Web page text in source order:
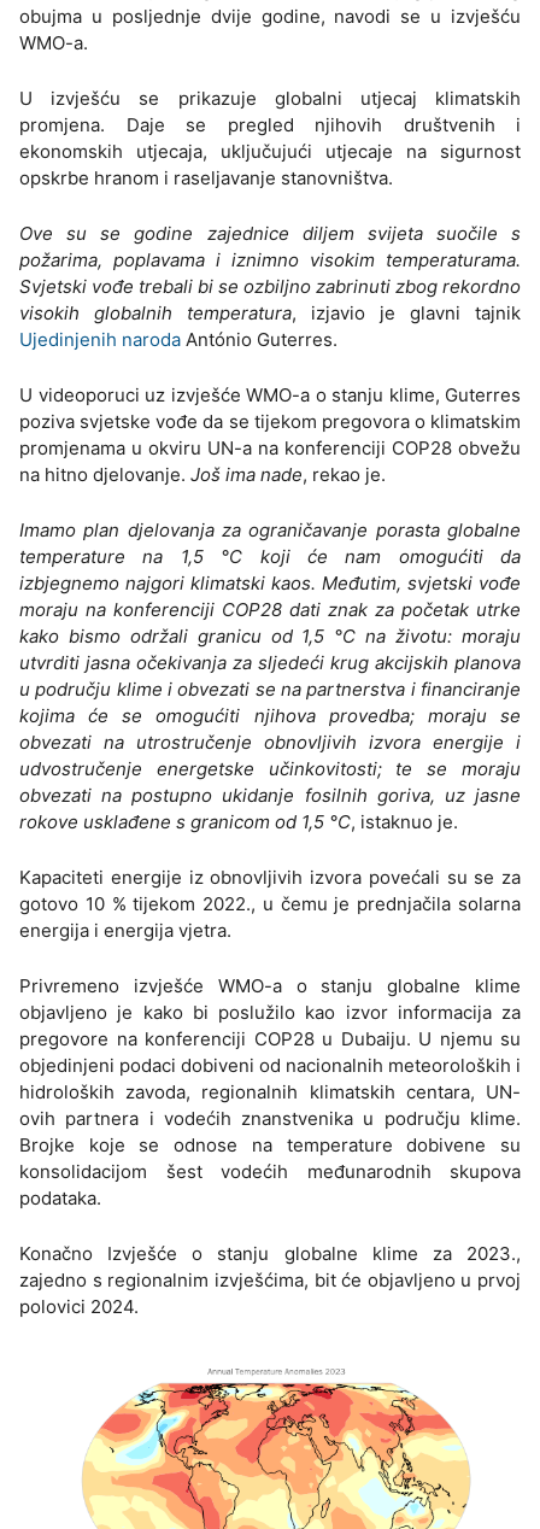
obujma u posljednje dvije godine, navodi se u izvješću
WMO-a.
U izvješću se prikazuje globalni utjecaj klimatskih
promjena. Daje se pregled njihovih društvenih i
ekonomskih utjecaja, uključujući utjecaje na sigurnost
opskrbe hranom i raseljavanje stanovništva.
Ove su se godine zajednice diljem svijeta suočile s
požarima, poplavama i iznimno visokim temperaturama.
Svjetski vođe trebali bi se ozbiljno zabrinuti zbog rekordno
visokih globalnih temperatura, izjavio je glavni tajnik
Ujedinjenih naroda António Guterres.
U videoporuci uz izvješće WMO-a o stanju klime, Guterres
poziva svjetske vođe da se tijekom pregovora o klimatskim
promjenama u okviru UN-a na konferenciji COP28 obvežu
na hitno djelovanje. Još ima nade, rekao je.
Imamo plan djelovanja za ograničavanje porasta globalne
temperature na 1,5 °C koji će nam omogućiti da
izbjegnemo najgori klimatski kaos. Međutim, svjetski vođe
moraju na konferenciji COP28 dati znak za početak utrke
kako bismo održali granicu od 1,5 °C na životu: moraju
utvrditi jasna očekivanja za sljedeći krug akcijskih planova
u području klime i obvezati se na partnerstva i financiranje
kojima će se omogućiti njihova provedba; moraju se
obvezati na utrostručenje obnovljivih izvora energije i
udvostručenje energetske učinkovitosti; te se moraju
obvezati na postupno ukidanje fosilnih goriva, uz jasne
rokove usklađene s granicom od 1,5 °C, istaknuo je.
Kapaciteti energije iz obnovljivih izvora povećali su se za
gotovo 10 % tijekom 2022., u čemu je prednjačila solarna
energija i energija vjetra.
Privremeno izvješće WMO-a o stanju globalne klime
objavljeno je kako bi poslužilo kao izvor informacija za
pregovore na konferenciji COP28 u Dubaiju. U njemu su
objedinjeni podaci dobiveni od nacionalnih meteoroloških i
hidroloških zavoda, regionalnih klimatskih centara, UN-
ovih partnera i vodećih znanstvenika u području klime.
Brojke koje se odnose na temperature dobivene su
konsolidacijom šest vodećih međunarodnih skupova
podataka.
Konačno Izvješće o stanju globalne klime za 2023.,
zajedno s regionalnim izvješćima, bit će objavljeno u prvoj
polovici 2024.